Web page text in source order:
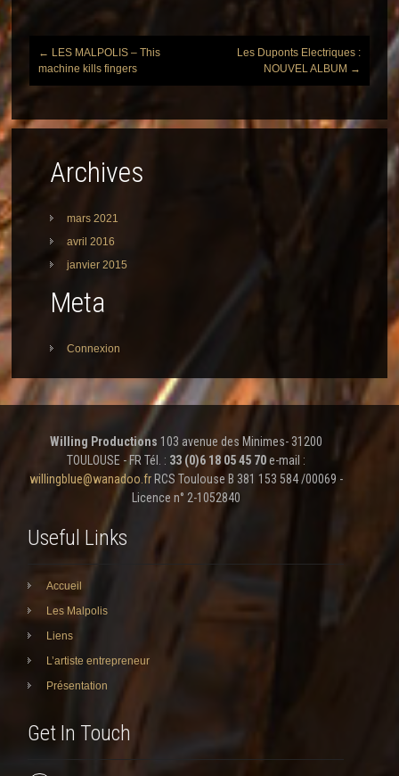
Post
← LES MALPOLIS – This
machine kills fingers
Les Duponts Electriques :
NOUVEL ALBUM →
Archives
mars 2021
avril 2016
janvier 2015
Meta
Connexion
Willing Productions 103 avenue des Minimes- 31200
TOULOUSE - FR Tél. : 33 (0)6 18 05 45 70e-mail :
willingblue@wanadoo.frRCS Toulouse B 381 153 584 /00069 -
Licence n° 2-1052840
Useful Links
Accueil
Les Malpolis
Liens
L’artiste entrepreneur
Présentation
Get In Touch